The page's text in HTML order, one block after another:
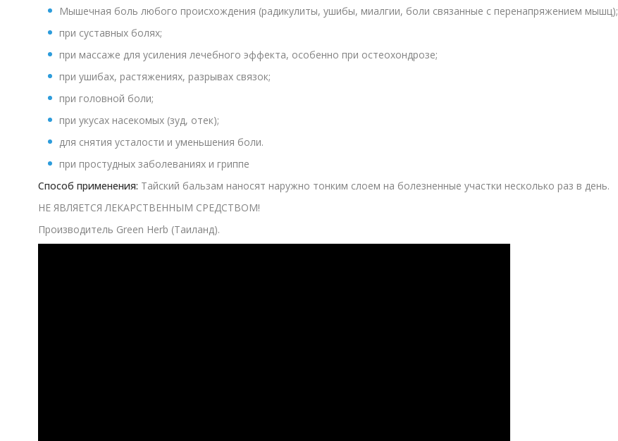
Мышечная боль любого происхождения (радикулиты, ушибы, миалгии, боли связанные с перенапряжением мышц);
при суставных болях;
при массаже для усиления лечебного эффекта, особенно при остеохондрозе;
при ушибах, растяжениях, разрывах связок;
при головной боли;
при укусах насекомых (зуд, отек);
для снятия усталости и уменьшения боли.
при простудных заболеваниях и гриппе
Способ применения: Тайский бальзам наносят наружно тонким слоем на болезненные участки несколько раз в день.
НЕ ЯВЛЯЕТСЯ ЛЕКАРСТВЕННЫМ СРЕДСТВОМ!
Производитель Green Herb (Таиланд).